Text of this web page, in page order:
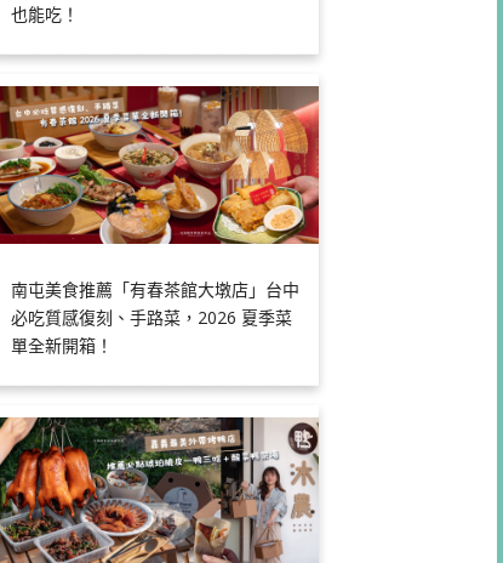
也能吃！
南屯美食推薦「有春茶館大墩店」台中
必吃質感復刻、手路菜，2026 夏季菜
單全新開箱！